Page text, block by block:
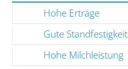
Hohe Erträge
Gute Standfestigkeit
Hohe Milchleistung